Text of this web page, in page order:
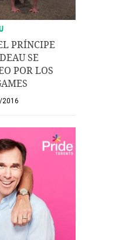
PRÍNCIPE
SE
POR LOS